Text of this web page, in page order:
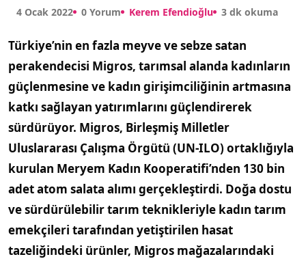
4 Ocak 2022 0 Yorum Kerem Efendioğlu 3 dk okuma
Türkiye’nin en fazla meyve ve sebze satan
perakendecisi Migros, tarımsal alanda kadınların
güçlenmesine ve kadın girişimciliğinin artmasına
katkı sağlayan yatırımlarını güçlendirerek
sürdürüyor. Migros, Birleşmiş Milletler
Uluslararası Çalışma Örgütü (UN-ILO) ortaklığıyla
kurulan Meryem Kadın Kooperatifi’nden 130 bin
adet atom salata alımı gerçekleştirdi. Doğa dostu
ve sürdürülebilir tarım teknikleriyle kadın tarım
emekçileri tarafından yetiştirilen hasat
tazeliğindeki ürünler, Migros mağazalarındaki